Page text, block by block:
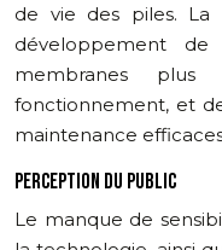
de vie des piles.
développement de
membranes
fonctionnement, et
maintenance
PERCEPTION DU PUBLIC
Le manque de